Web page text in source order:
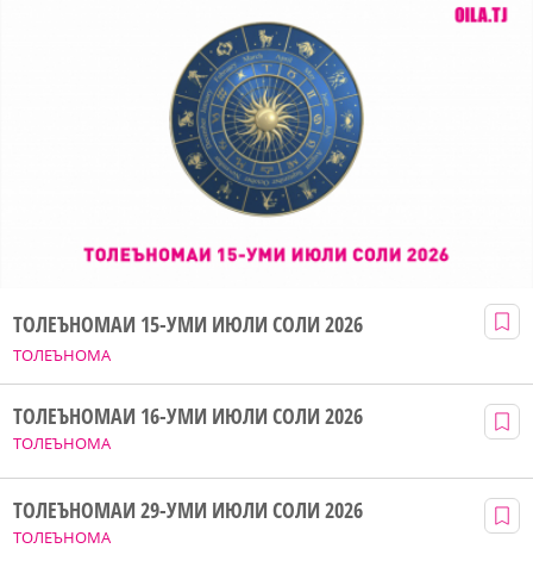
ТОЛЕЪНОМА
ТОЛЕЪНОМАИ 15-УМИ ИЮЛИ СОЛИ 2026
ТОЛЕЪНОМА
ТОЛЕЪНОМАИ 16-УМИ ИЮЛИ СОЛИ 2026
ТОЛЕЪНОМА
ТОЛЕЪНОМАИ 29-УМИ ИЮЛИ СОЛИ 2026